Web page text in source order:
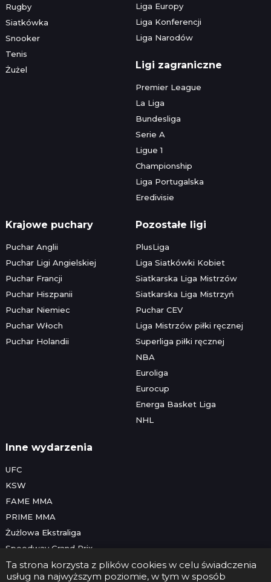
Ta strona korzysta z plików cookies w celu świadczenia
usług na najwyższym poziomie, w tym w sposób
Rugby
Siatkówka
Snooker
Tenis
Żużel
Liga Europy
Liga Konferencji
Liga Narodów
Ligi zagraniczne
Premier League
La Liga
Bundesliga
Serie A
Ligue 1
Championship
Liga Portugalska
Eredivisie
Krajowe puchary
Puchar Anglii
Puchar Ligi Angielskiej
Puchar Francji
Puchar Hiszpanii
Puchar Niemiec
Puchar Włoch
Puchar Holandii
Pozostałe ligi
PlusLiga
Liga Siatkówki Kobiet
Siatkarska Liga Mistrzów
Siatkarska Liga Mistrzyń
Puchar CEV
Liga Mistrzów piłki ręcznej
Superliga piłki ręcznej
NBA
Euroliga
Eurocup
Energa Basket Liga
NHL
Inne wydarzenia
UFC
KSW
FAME MMA
PRIME MMA
Żużlowa Ekstraliga
Speedway Grand Prix
Skoki narciarskie